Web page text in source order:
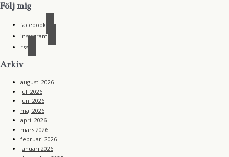
Följ mig
facebook
instagram
rss
Arkiv
augusti 2026
juli 2026
juni 2026
maj 2026
april 2026
mars 2026
februari 2026
januari 2026